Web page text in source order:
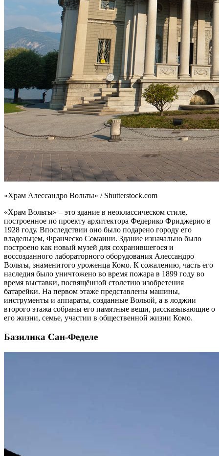
«Храм Алессандро Вольты» / Shutterstock.com
«Храм Вольты» – это здание в неоклассическом стиле,
построенное по проекту архитектора Федерико Фриджерио в
1928 году. Впоследствии оно было подарено городу его
владельцем, Франческо Сомаини. Здание изначально было
построено как новый музей для сохранившегося и
воссозданного лабораторного оборудования Алессандро
Вольты, знаменитого уроженца Комо. К сожалению, часть его
наследия было уничтожено во время пожара в 1899 году во
время выставки, посвящённой столетию изобретения
батарейки. На первом этаже представлены машины,
инструменты и аппараты, созданные Вольой, а в лоджии
второго этажа собраны его памятные вещи, рассказывающие о
его жизни, семье, участии в общественной жизни Комо.
Базилика Сан-Феделе